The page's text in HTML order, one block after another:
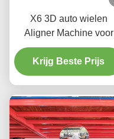
X6 3D auto wielen
Aligner Machine voor
Automotive shop
Krijg Beste Prijs